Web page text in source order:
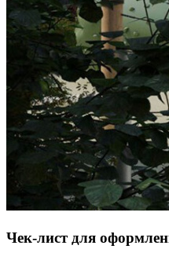
Чек-лист для